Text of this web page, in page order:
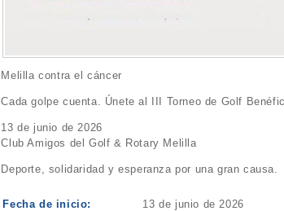
Melilla contra el cáncer
Cada golpe cuenta. Únete al III Torneo de Golf
13 de junio de 2026
Club Amigos del Golf & Rotary Melilla
Deporte, solidaridad y esperanza por una gran causa.
Fecha de inicio: 13 de junio de 2026